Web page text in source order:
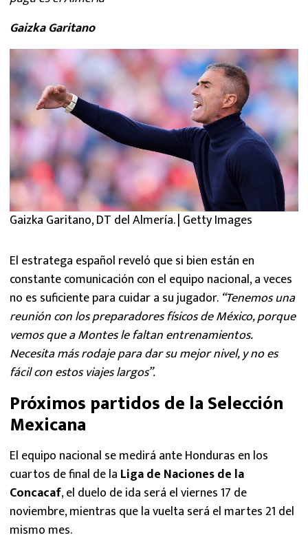
Gaizka Garitano
Gaizka Garitano, DT del Almería. | Getty Images
El estratega español reveló que si bien están en
constante comunicación con el equipo nacional, a veces
no es suficiente para cuidar a su jugador. “Tenemos una
reunión con los preparadores físicos de México, porque
vemos que a Montes le faltan entrenamientos.
Necesita más rodaje para dar su mejor nivel, y no es
fácil con estos viajes largos”.
Próximos partidos de la Selección
Mexicana
El equipo nacional se medirá ante Honduras en los
cuartos de final de la Liga de Naciones de la
Concacaf, el duelo de ida será el viernes 17 de
noviembre, mientras que la vuelta será el martes 21 del
mismo mes.